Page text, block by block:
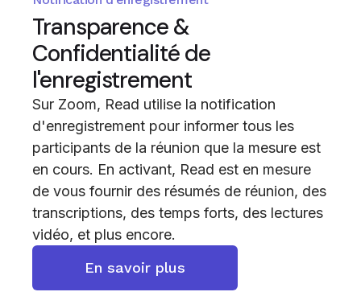
Transparence &
Confidentialité de
l'enregistrement
Sur Zoom, Read utilise la notification
d'enregistrement pour informer tous les
participants de la réunion que la mesure est
en cours. En activant, Read est en mesure
de vous fournir des résumés de réunion, des
transcriptions, des temps forts, des lectures
vidéo, et plus encore.
En savoir plus